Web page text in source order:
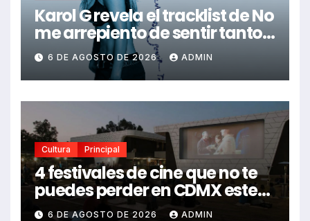
Karol G revela el tracklist de No
me arrepiento de sentir tanto:
Drake, Bruno Mars y más
estrellas se suman al álbum
6 DE AGOSTO DE 2026 ADMIN
Cultura Principal
4 festivales de cine que no te
puedes perder en CDMX este
2026
6 DE AGOSTO DE 2026 ADMIN